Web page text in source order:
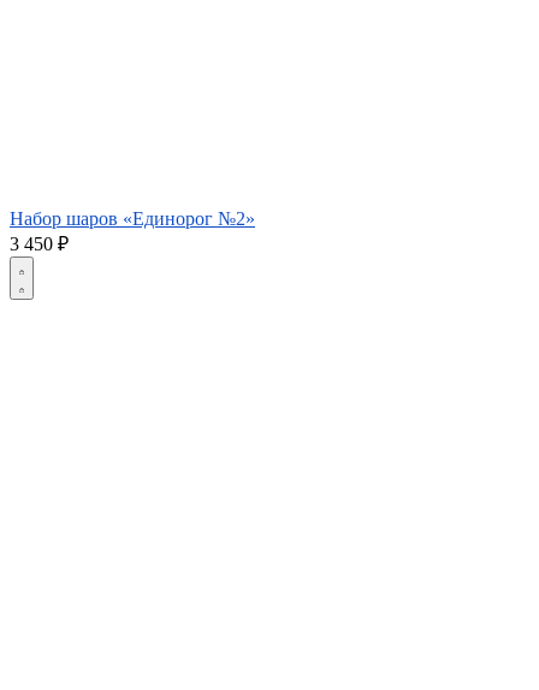
Набор шаров «Единорог №2»
3 450 ₽